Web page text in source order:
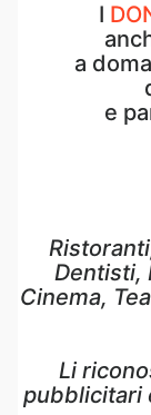
I
a
e
Dentisti,
Cinema,
Li
pubblicitari